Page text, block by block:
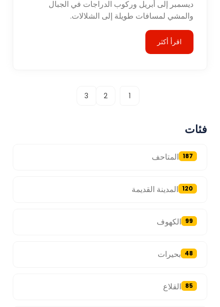
ديسمبر إلى أبريل وركوب الدراجات في الجبال
والمشي لمسافات طويلة إلى الشلالات.
اقرأ أكثر
1
2
3
فئات
المتاحف 187
المدينة القديمة 120
الكهوف 99
بحيرات 48
القلاع 85